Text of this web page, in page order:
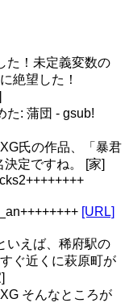
た！未定義変数の
絶望した！
た: 蒲団 - gsub!
氏の作品、「暴君
定ですね。 [家]
[URL]
いえば、稀府駅の
ぐ近くに萩原町が
そんなところが